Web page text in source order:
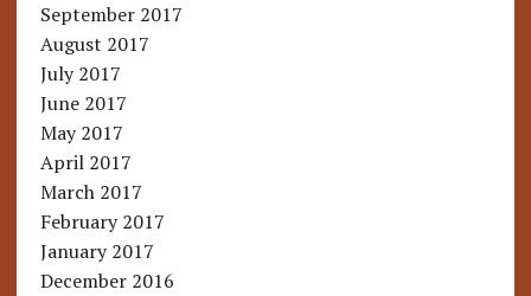
September 2017
August 2017
July 2017
June 2017
May 2017
April 2017
March 2017
February 2017
January 2017
December 2016